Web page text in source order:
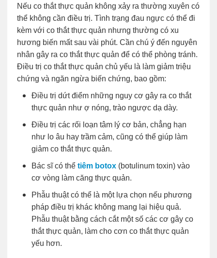
Nếu co thắt thực quản không xảy ra thường xuyên có
thể không cần điều trị. Tình trạng đau ngực có thể đi
kèm với co thắt thực quản nhưng thường có xu
hương biến mất sau vài phút. Cần chú ý đến nguyên
nhân gây ra co thắt thực quản để có thể phòng tránh.
Điều trị co thắt thực quản chủ yếu là làm giảm triệu
chứng và ngăn ngừa biến chứng, bao gồm:
Điều trị dứt điểm những nguy cơ gây ra co thắt
thực quản như ợ nóng, trào ngược dạ dày.
Điều trị các rối loạn tâm lý cơ bản, chẳng hạn
như lo âu hay trầm cảm, cũng có thể giúp làm
giảm co thắt thực quản.
Bác sĩ có thể tiêm botox (botulinum toxin) vào
cơ vòng làm căng thực quản.
Phẫu thuật có thể là một lựa chọn nếu phương
pháp điều trị khác không mang lại hiệu quả.
Phẫu thuật bằng cách cắt một số các cơ gây co
thắt thực quản, làm cho cơn co thắt thực quản
yếu hơn.